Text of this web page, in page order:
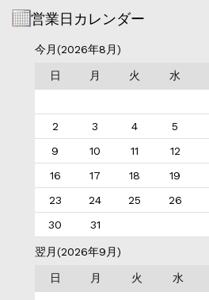
営業日カレンダー
今月(2026年8月)
日 月 火 水
2
3 4 5
9
10 11 12
16
17 18 19
23
24 25 26
30
31
翌月(2026年9月)
日 月 火 水